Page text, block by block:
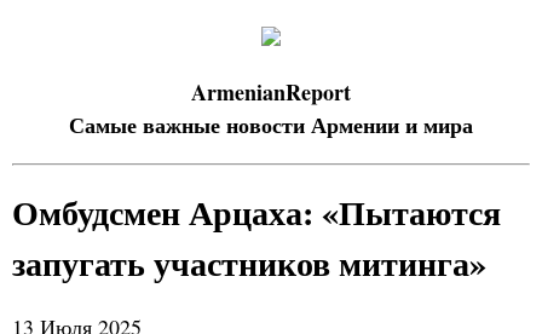
ArmenianReport
Самые важные новости Армении и мира
Омбудсмен Арцаха: «Пытаются
запугать участников митинга»
13 Июля 2025